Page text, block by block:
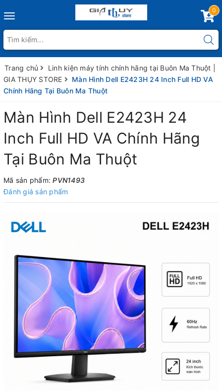
Toggle
0
Trang chủ
Linh kiện máy tính chính hãng tại Buôn Ma Thuột |
GIA THỤY STORE
Màn Hình Dell E2423H 24 Inch Full HD VA
Chính Hãng Tại Buôn Ma Thuột
Màn Hình Dell E2423H 24
Inch Full HD VA Chính Hãng
Tại Buôn Ma Thuột
Mã sản phẩm:PVN1493
Đánh giá sản phẩm